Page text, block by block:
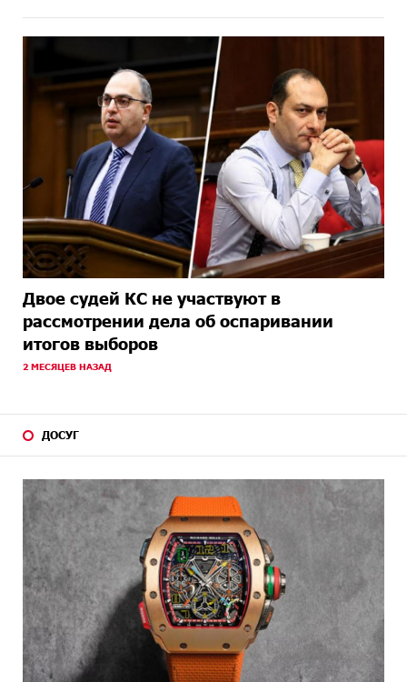
Двое судей КС не участвуют в
рассмотрении дела об оспаривании
итогов выборов
2 МЕСЯЦЕВ НАЗАД
ДОСУГ